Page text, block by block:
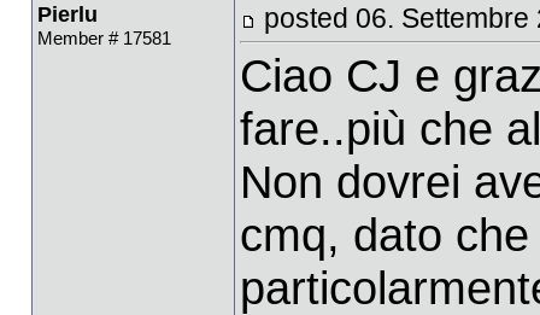
Pierlu
Member # 17581
posted 06. Settembre
Ciao CJ e
fare..più che
Non dovrei
cmq, dato